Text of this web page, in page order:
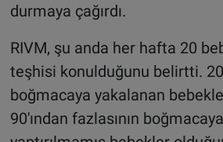
durmaya çağırdı.
RIVM, şu anda her hafta 20
teşhisi konulduğunu belirtti.
boğmacaya yakalanan
90'ından fazlasının